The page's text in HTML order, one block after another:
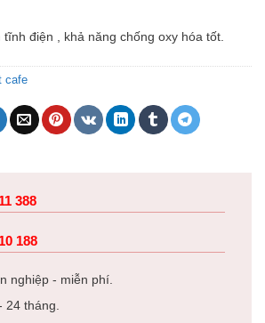
tĩnh điện , khả năng chống oxy hóa tốt.
cafe
388
188
nghiệp - miễn phí.
24 tháng.